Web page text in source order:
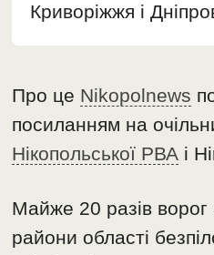
Криворіжжя і
Про це Nikopolnews
посиланням на
Нікопольської РВА і
Майже 20 разів ворог
райони області